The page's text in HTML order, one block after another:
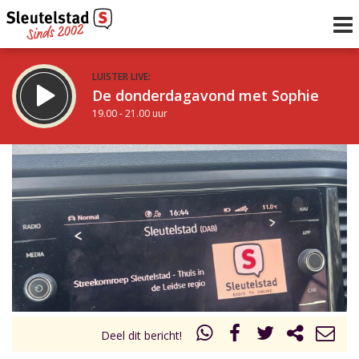
LUISTER LIVE:
De donderdagavond met Sophie
19.00 - 21.00 uur
STRAKS:
De avond van Sleutelstad
21.00 - 0.00 uur
Vorig uur
uur 1 van 0 Volgend uur
Deel dit bericht!